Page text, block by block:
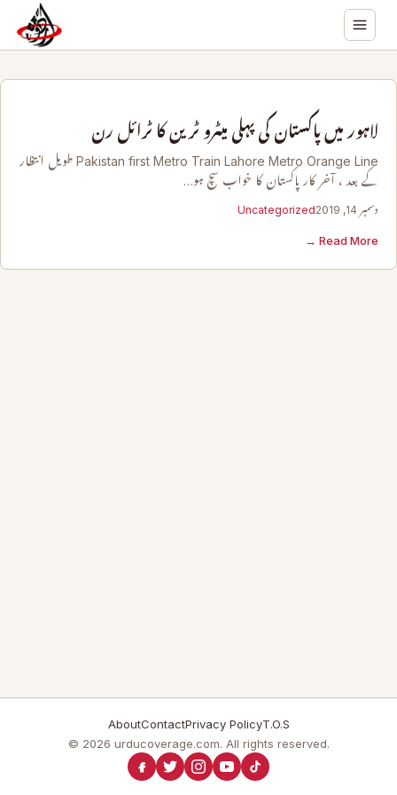
لاہور میں پاکستان کی پہلی میٹرو ٹرین کا ٹرائل رن
Pakistan first Metro Train Lahore Metro Orange Line طویل انتظار
کے بعد ، آخر کار پاکستان کا خواب سچ ہو…
دسمبر 14, 2019 Uncategorized
Read More →
AboutContactPrivacy PolicyT.O.S
© 2026 urducoverage.com. All rights reserved.